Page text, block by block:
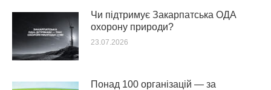
Чи підтримує Закарпатська ОДА
охорону природи?
23.07.2026
Понад 100 організацій — за